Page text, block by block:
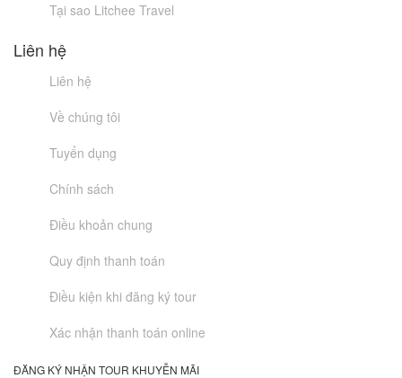
Tại sao Litchee Travel
Liên hệ
Liên hệ
Về chúng tôi
Tuyển dụng
Chính sách
Điều khoản chung
Quy định thanh toán
Điều kiện khi đăng ký tour
Xác nhận thanh toán online
ĐĂNG KÝ NHẬN TOUR KHUYỄN MÃI